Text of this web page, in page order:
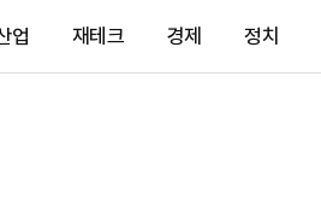
업 재테크 경제 정치